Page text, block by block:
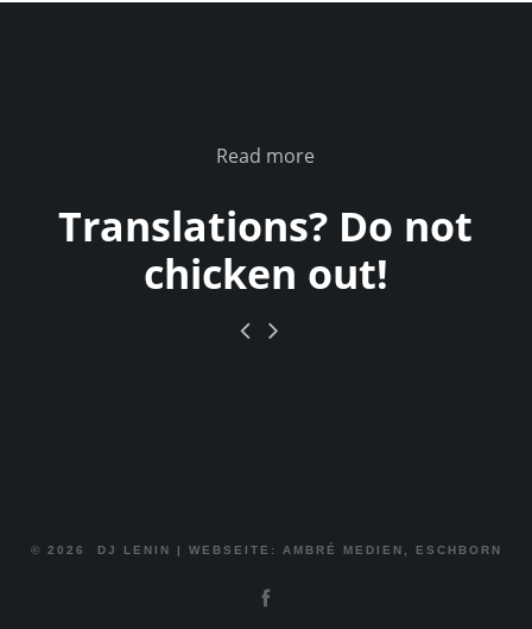
Read more
Translations? Do not
chicken out!
© 2026 DJ LENIN | WEBSEITE: AMBRÉ MEDIEN, ESCHBORN